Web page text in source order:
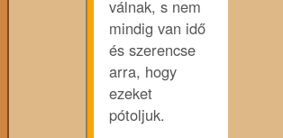
válnak, s nem
mindig van idő
és szerencse
arra, hogy
ezeket
pótoljuk.